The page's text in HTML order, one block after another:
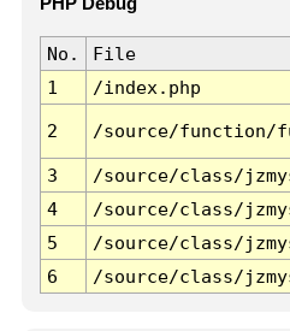
PHP Debug
No. File
1
/index.php
2 /source/function/
3 /source/class/
4
/source/class/
5
/source/class/
6
/source/class/